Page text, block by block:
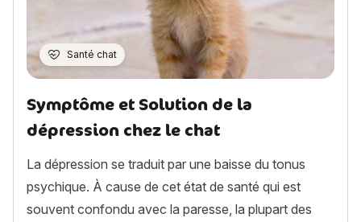
Santé chat
Symptôme et Solution de la
dépression chez le chat
La dépression se traduit par une baisse du tonus
psychique. À cause de cet état de santé qui est
souvent confondu avec la paresse, la plupart des